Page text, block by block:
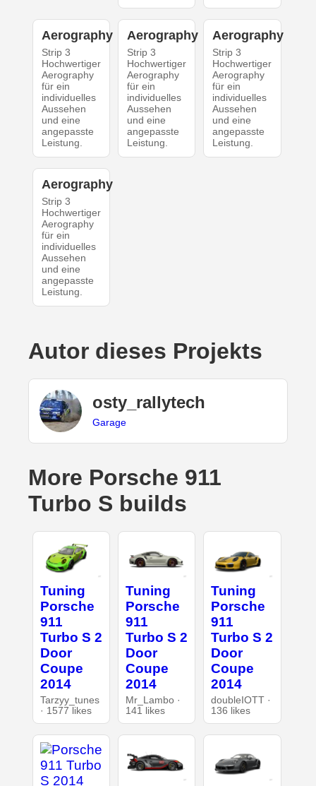
Aerography
Strip 3
Hochwertiger
Aerography
für ein
individuelles
Aussehen
und eine
angepasste
Leistung.
Aerography
Strip 3
Hochwertiger
Aerography
für ein
individuelles
Aussehen
und eine
angepasste
Leistung.
Aerography
Strip 3
Hochwertiger
Aerography
für ein
individuelles
Aussehen
und eine
angepasste
Leistung.
Aerography
Strip 3
Hochwertiger
Aerography
für ein
individuelles
Aussehen
und eine
angepasste
Leistung.
Autor dieses Projekts
osty_rallytech
Garage
More Porsche 911
Turbo S builds
Tuning
Porsche
911
Turbo S 2
Door
Coupe
2014
Tarzyy_tunes
· 1577 likes
Tuning
Porsche
911
Turbo S 2
Door
Coupe
2014
Mr_Lambo ·
141 likes
Tuning
Porsche
911
Turbo S 2
Door
Coupe
2014
doubleIOTT ·
136 likes